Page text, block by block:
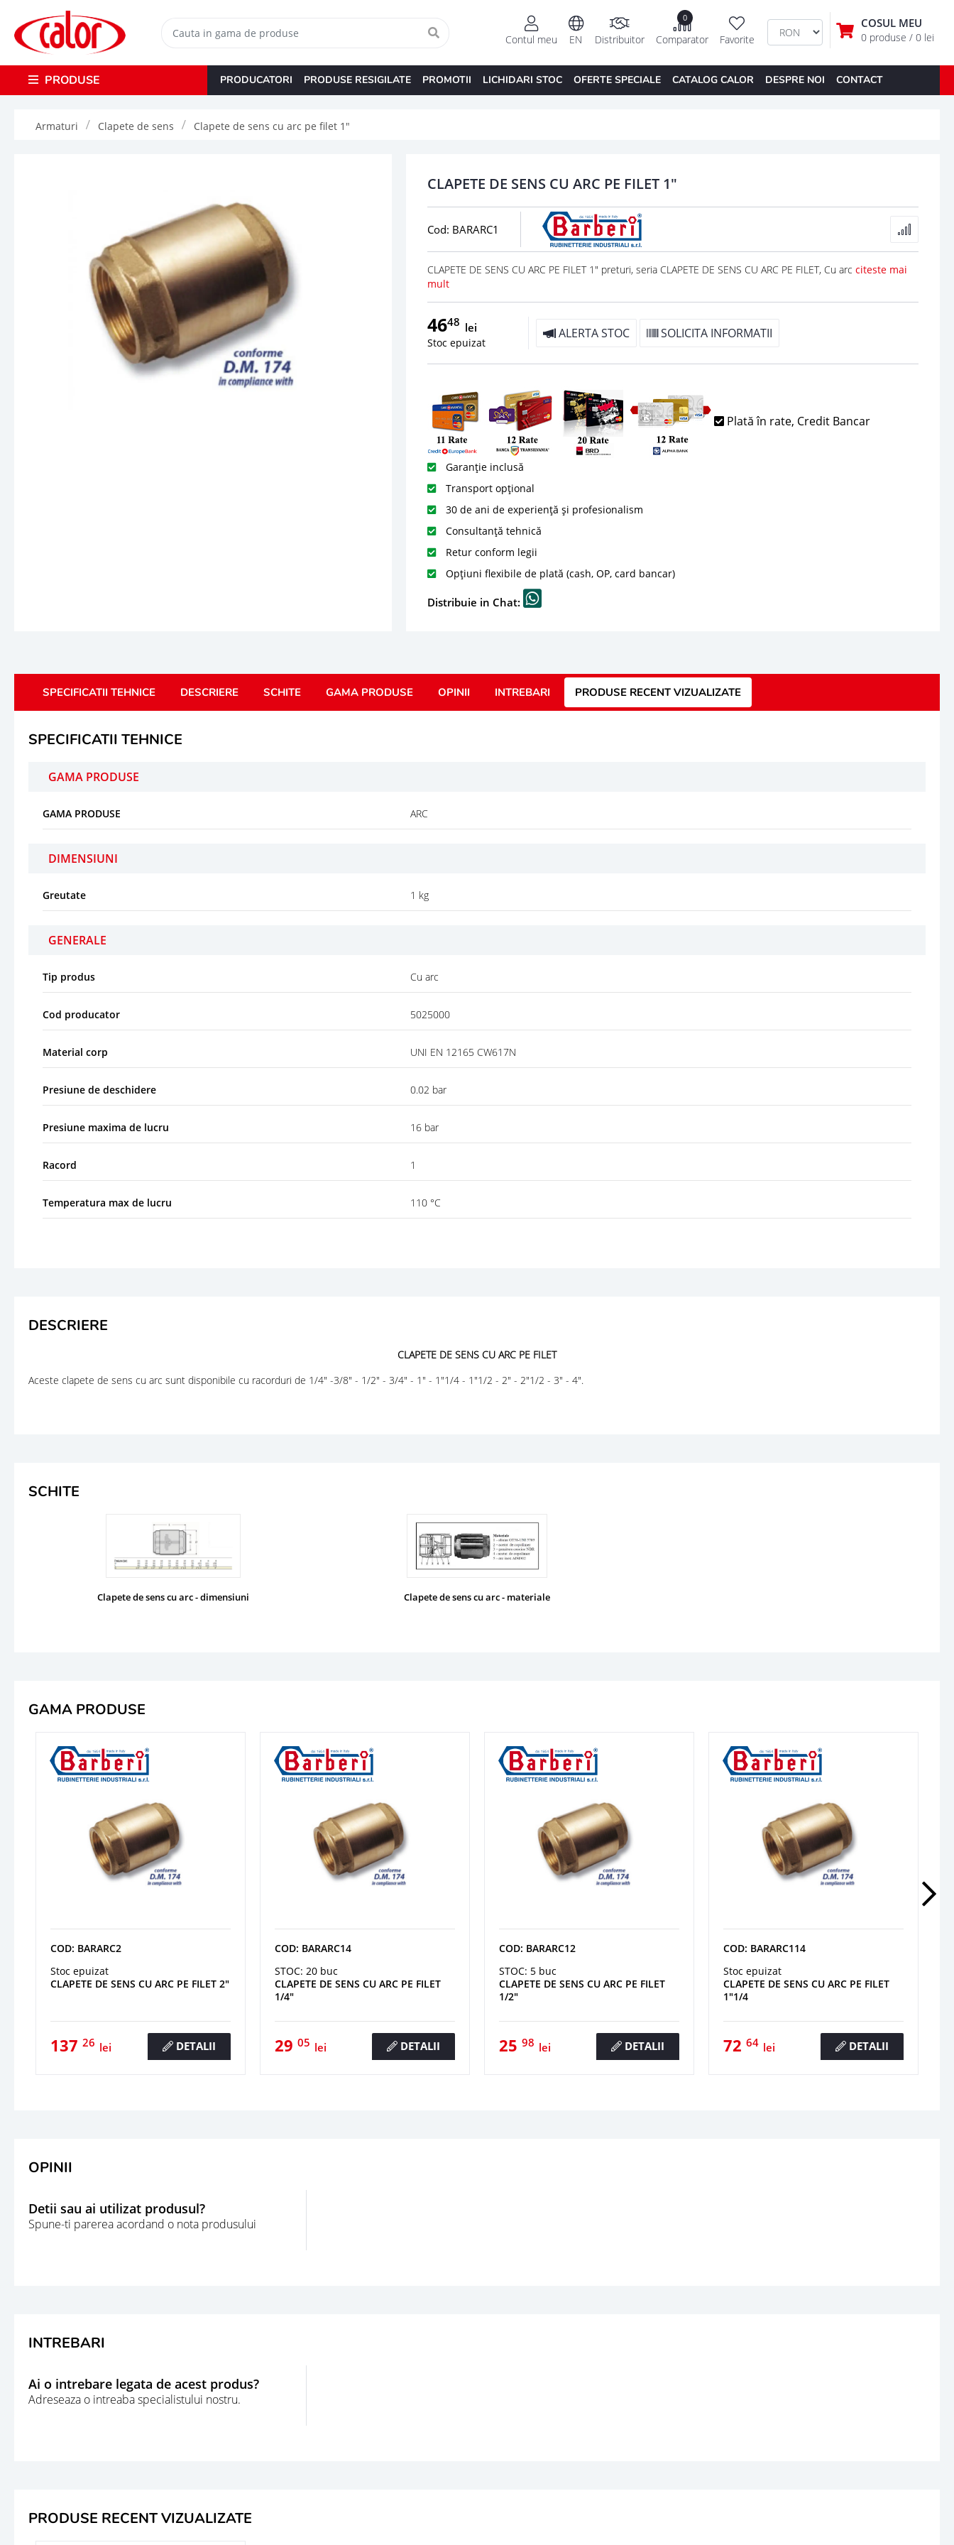
COSUL MEU
0 produse / 0 lei
Favorite
0
Comparator
Distribuitor
EN
Contul meu
PRODUSE PRODUCATORI PRODUSE RESIGILATE PROMOTII LICHIDARI STOC OFERTE SPECIALE CATALOG CALOR DESPRE NOI CONTACT
Armaturi Clapete de sens Clapete de sens cu arc pe filet 1"
CLAPETE DE SENS CU ARC PE FILET 1"
Cod: BARARC1
CLAPETE DE SENS CU ARC PE FILET 1" preturi, seria CLAPETE DE SENS CU ARC PE FILET, Cu arc citeste mai
mult
4648 lei
Stoc epuizat
ALERTA STOC SOLICITA INFORMATII
Plată în rate, Credit Bancar
Garanție inclusă
Transport opțional
30 de ani de experiență și profesionalism
Consultanță tehnică
Retur conform legii
Opțiuni flexibile de plată (cash, OP, card bancar)
Distribuie in Chat:
SPECIFICATII TEHNICE DESCRIERE SCHITE GAMA PRODUSE OPINII INTREBARI PRODUSE RECENT VIZUALIZATE
SPECIFICATII TEHNICE
GAMA PRODUSE
GAMA PRODUSE ARC
DIMENSIUNI
Greutate 1 kg
GENERALE
Tip produs Cu arc
Cod producator 5025000
Material corp UNI EN 12165 CW617N
Presiune de deschidere 0.02 bar
Presiune maxima de lucru 16 bar
Racord 1
Temperatura max de lucru 110 °C
DESCRIERE
CLAPETE DE SENS CU ARC PE FILET
Aceste clapete de sens cu arc sunt disponibile cu racorduri de 1/4" -3/8" - 1/2" - 3/4" - 1" - 1"1/4 - 1"1/2 - 2" - 2"1/2 - 3" - 4".
SCHITE
Clapete de sens cu arc - dimensiuni Clapete de sens cu arc - materiale
GAMA PRODUSE
COD: BARARC2
Stoc epuizat
CLAPETE DE SENS CU ARC PE FILET 2"
137 26 lei DETALII
COD: BARARC14
STOC: 20 buc
CLAPETE DE SENS CU ARC PE FILET
1/4"
29 05 lei DETALII
COD: BARARC12
STOC: 5 buc
CLAPETE DE SENS CU ARC PE FILET
1/2"
25 98 lei DETALII
COD: BARARC114
Stoc epuizat
CLAPETE DE SENS CU ARC PE FILET
1"1/4
72 64 lei DETALII
OPINII
Detii sau ai utilizat produsul?
Spune-ti parerea acordand o nota produsului
INTREBARI
Ai o intrebare legata de acest produs?
Adreseaza o intreaba specialistului nostru.
PRODUSE RECENT VIZUALIZATE